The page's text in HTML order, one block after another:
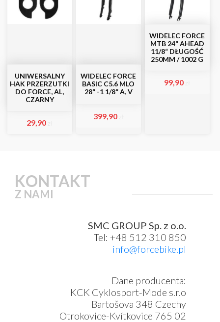
UNIWERSALNY
HAK PRZERZUTKI
DO FORCE, AL,
CZARNY
29,90
WIDELEC FORCE
BASIC C5.6 MLO
28“ -1 1/8“ A, V
399,90
WIDELEC FORCE
MTB 24“ AHEAD
11/8“ DŁUGOŚĆ
250MM / 1002 G
99,90
KONTAKT
Z NAMI
SMC GROUP Sp. z o.o.
Tel: +48 512 310 850
info@forcebike.pl
Dane producenta:
KCK Cyklosport-Mode s.r.o
Bartošova 348 Czechy
Otrokovice-Kvítkovice 765 02